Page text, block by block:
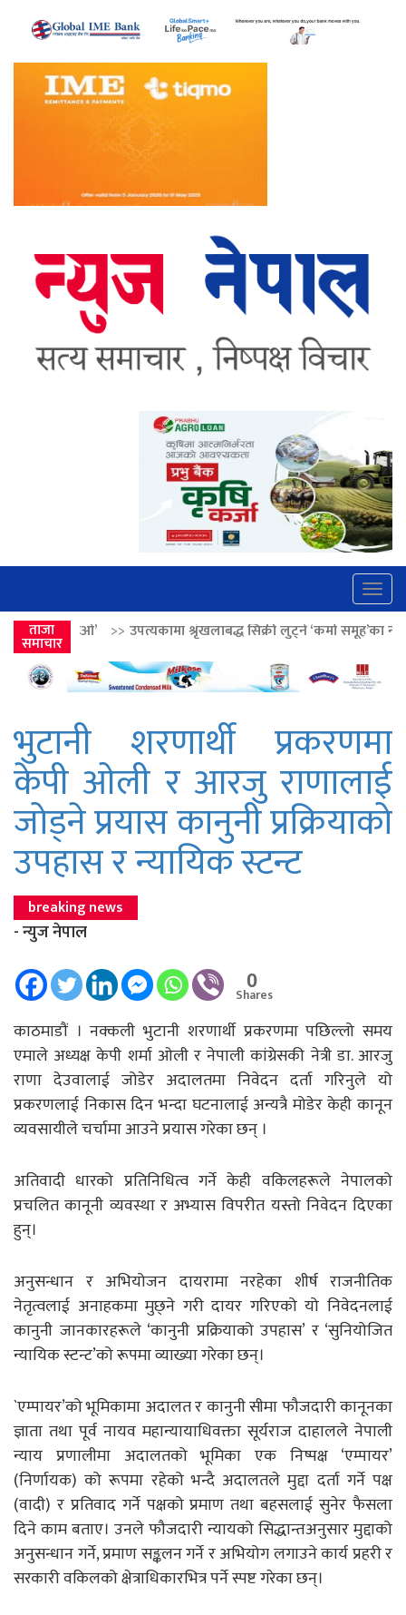
ताजा
समाचार
उपत्यकामा श्रृंखलाबद्ध सिक्री लुट्ने ‘कर्मा समूह’का नाइकेसहित पाँच पक्राउ
भुटानी शरणार्थी प्रकरणमा
केपी ओली र आरजु राणालाई
जोड्ने प्रयास कानुनी प्रक्रियाको
उपहास र न्यायिक स्टन्ट
breaking news
- न्युज नेपाल
0
Shares
काठमाडौं । नक्कली भुटानी शरणार्थी प्रकरणमा पछिल्लो समय
एमाले अध्यक्ष केपी शर्मा ओली र नेपाली कांग्रेसकी नेत्री डा. आरजु
राणा देउवालाई जोडेर अदालतमा निवेदन दर्ता गरिनुले यो
प्रकरणलाई निकास दिन भन्दा घटनालाई अन्यत्रै मोडेर केही कानून
व्यवसायीले चर्चामा आउने प्रयास गरेका छन् ।
अतिवादी धारको प्रतिनिधित्व गर्ने केही वकिलहरूले नेपालको
प्रचलित कानूनी व्यवस्था र अभ्यास विपरीत यस्तो निवेदन दिएका
हुन्।
अनुसन्धान र अभियोजन दायरामा नरहेका शीर्ष राजनीतिक
नेतृत्वलाई अनाहकमा मुछ्ने गरी दायर गरिएको यो निवेदनलाई
कानुनी जानकारहरूले ‘कानुनी प्रक्रियाको उपहास’ र ‘सुनियोजित
न्यायिक स्टन्ट’को रूपमा व्याख्या गरेका छन्।
`एम्पायर’को भूमिकामा अदालत र कानुनी सीमा फौजदारी कानूनका
ज्ञाता तथा पूर्व नायव महान्यायाधिवक्ता सूर्यराज दाहालले नेपाली
न्याय प्रणालीमा अदालतको भूमिका एक निष्पक्ष ‘एम्पायर’
(निर्णायक) को रूपमा रहेको भन्दै अदालतले मुद्दा दर्ता गर्ने पक्ष
(वादी) र प्रतिवाद गर्ने पक्षको प्रमाण तथा बहसलाई सुनेर फैसला
दिने काम बताए। उनले फौजदारी न्यायको सिद्धान्तअनुसार मुद्दाको
अनुसन्धान गर्ने, प्रमाण सङ्कलन गर्ने र अभियोग लगाउने कार्य प्रहरी र
सरकारी वकिलको क्षेत्राधिकारभित्र पर्ने स्पष्ट गरेका छन्।